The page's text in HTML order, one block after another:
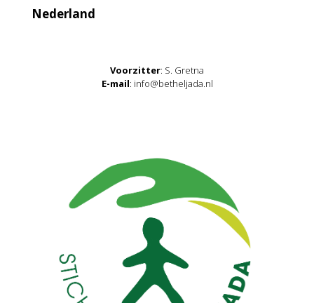
Nederland
Voorzitter: S. Gretna
E-mail: info@betheljada.nl